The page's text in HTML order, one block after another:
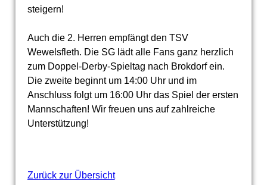
steigern!
Auch die 2. Herren empfängt den TSV
Wewelsfleth. Die SG lädt alle Fans ganz herzlich
zum Doppel-Derby-Spieltag nach Brokdorf ein.
Die zweite beginnt um 14:00 Uhr und im
Anschluss folgt um 16:00 Uhr das Spiel der ersten
Mannschaften! Wir freuen uns auf zahlreiche
Unterstützung!
Zurück zur Übersicht